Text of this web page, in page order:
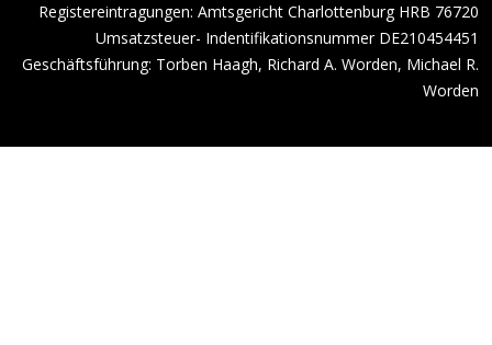
Registereintragungen: Amtsgericht Charlottenburg HRB 76720
Umsatzsteuer- Indentifikationsnummer DE210454451
Geschäftsführung: Torben Haagh, Richard A. Worden, Michael R.
Worden